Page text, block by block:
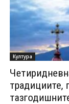
Култура
традициите,